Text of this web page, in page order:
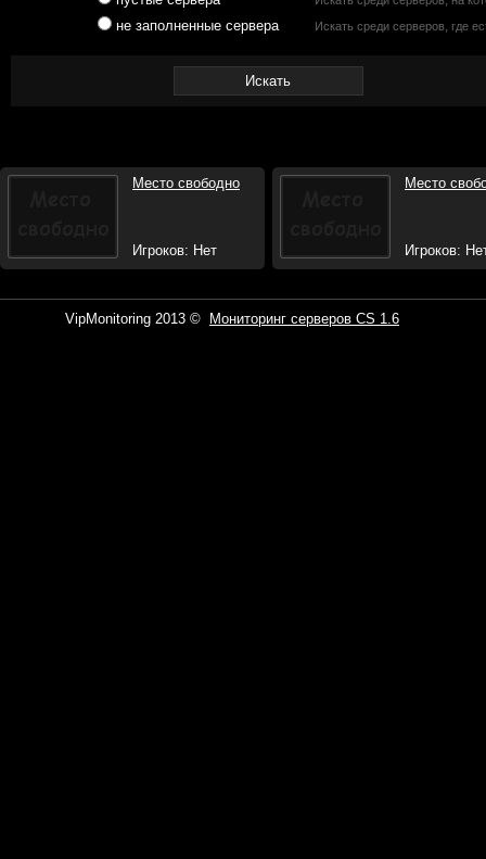
не заполненные сервера Искать среди серверов, где
Место свободно
Игроков: Нет
Место
Игроков:
VipMonitoring 2013 © Мониторинг серверов CS 1.6